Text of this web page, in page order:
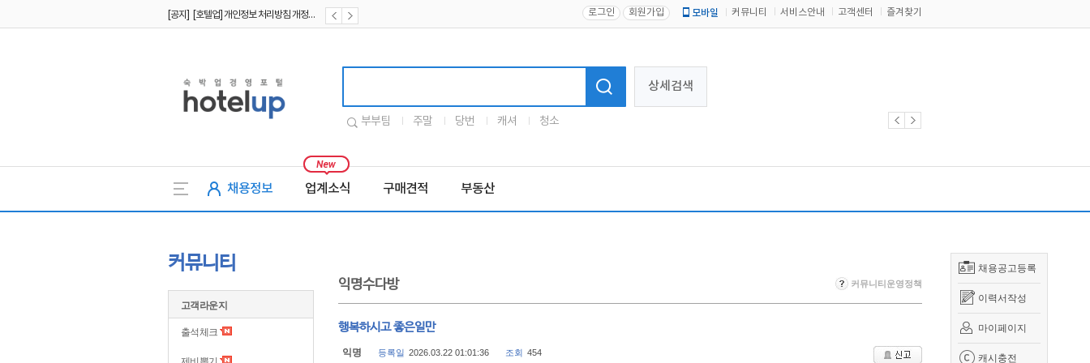
[공지] [호텔업] 개인정보 처리방침 개정본2 (19.09.02) 로그인 회원가입 모바일 커뮤니티 서비스안내 고객센터 즐겨찾기
상세검색
부부팀 주말 당번 캐셔 청소
채용정보 업계소식 구매견적 부동산
채용공고등록
이력서작성
마이페이지
캐시충전
커뮤니티
고객라운지
출석체크
익명수다방 커뮤니티운영정책
행복하시고 좋은일만
익명 등록일 2026.03.22 01:01:36 조회 454